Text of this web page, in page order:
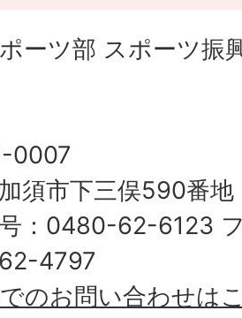
ーツ部 スポーツ振
0007
須市下三俣590番地
：0480-62-6123
4797
のお問い合わせは